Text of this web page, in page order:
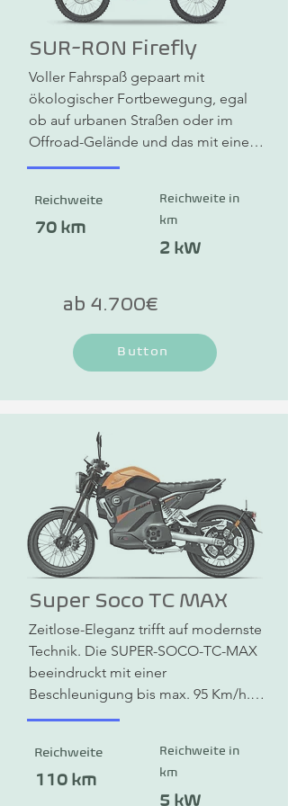
SUR-RON Firefly
Voller Fahrspaß gepaart mit
ökologischer Fortbewegung, egal
ob auf urbanen Straßen oder im
Offroad-Gelände und das mit einem
leichten und dennoch robusten,
Bike.
Reichweite
70 km
Reichweite in
km
2 kW
ab 4.700€
Button
Super Soco TC MAX
Zeitlose-Eleganz trifft auf modernste
Technik. Die SUPER-SOCO-TC-MAX
beeindruckt mit einer
Beschleunigung bis max. 95 Km/h.
Die SUPER-SOCO-TC-MAX besitzt
Scheibenbremsen vorne und hinten.
Außerdem sind die Scheinwerfer,
das Rücklicht und die Blinker mit
Reichweite
110 km
Reichweite in
km
5 kW